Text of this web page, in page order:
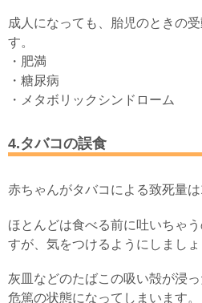
成人になっても、胎児のときの
す。
・肥満
・糖尿病
・メタボリックシンドローム
4.タバコの誤食
赤ちゃんがタバコによる致死量は
ほとんどは食べる前に吐いちゃ
すが、気をつけるようにしましょ
灰皿などのたばこの吸い殻が浸
危篤の状態になってしまいます。